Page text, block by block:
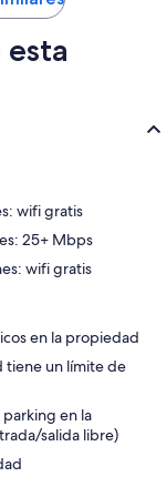
wifi gratis
25+ Mbps
wifi gratis
en la propiedad
tiene un límite de
en la
salida libre)